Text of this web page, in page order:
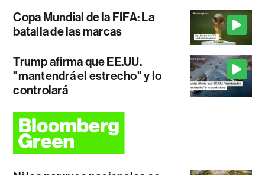
Copa Mundial de la FIFA: La
batalla de las marcas
Trump afirma que EE.UU.
"mantendrá el estrecho" y lo
controlará